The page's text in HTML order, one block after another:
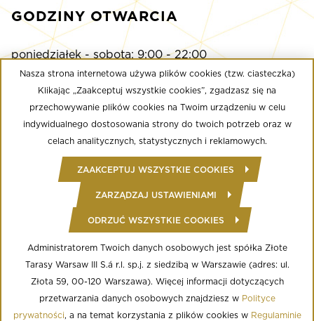
GODZINY OTWARCIA
poniedziałek - sobota: 9:00 - 22:00
niedziela: 9:00 - 21:00
Multikino
poniedziałek - niedziela: 9:00 - do ostatniego seansu
Well Fitness
poniedziałek - niedziela: 24/7
© Copyright 2020 Złote Tarasy
Regulamin Centrum Handlowego
Polityka prywatności
Informacja o przetwarzaniu danych osobowych
Regulamin aplikacji mobilnej
Ustawienia Cookies
Nasza strona internetowa używa plików cookies (tzw. ciasteczka)
Klikając „Zaakceptuj wszystkie cookies”, zgadzasz się na
przechowywanie plików cookies na Twoim urządzeniu w celu
indywidualnego dostosowania strony do twoich potrzeb oraz w
celach analitycznych, statystycznych i reklamowych.
ZAAKCEPTUJ WSZYSTKIE COOKIES
ZARZĄDZAJ USTAWIENIAMI
ODRZUĆ WSZYSTKIE COOKIES
Administratorem Twoich danych osobowych jest spółka Złote
Tarasy Warsaw III S.á r.l. sp.j. z siedzibą w Warszawie (adres: ul.
Złota 59, 00-120 Warszawa). Więcej informacji dotyczących
przetwarzania danych osobowych znajdziesz w Polityce
prywatności, a na temat korzystania z plików cookies w Regulaminie